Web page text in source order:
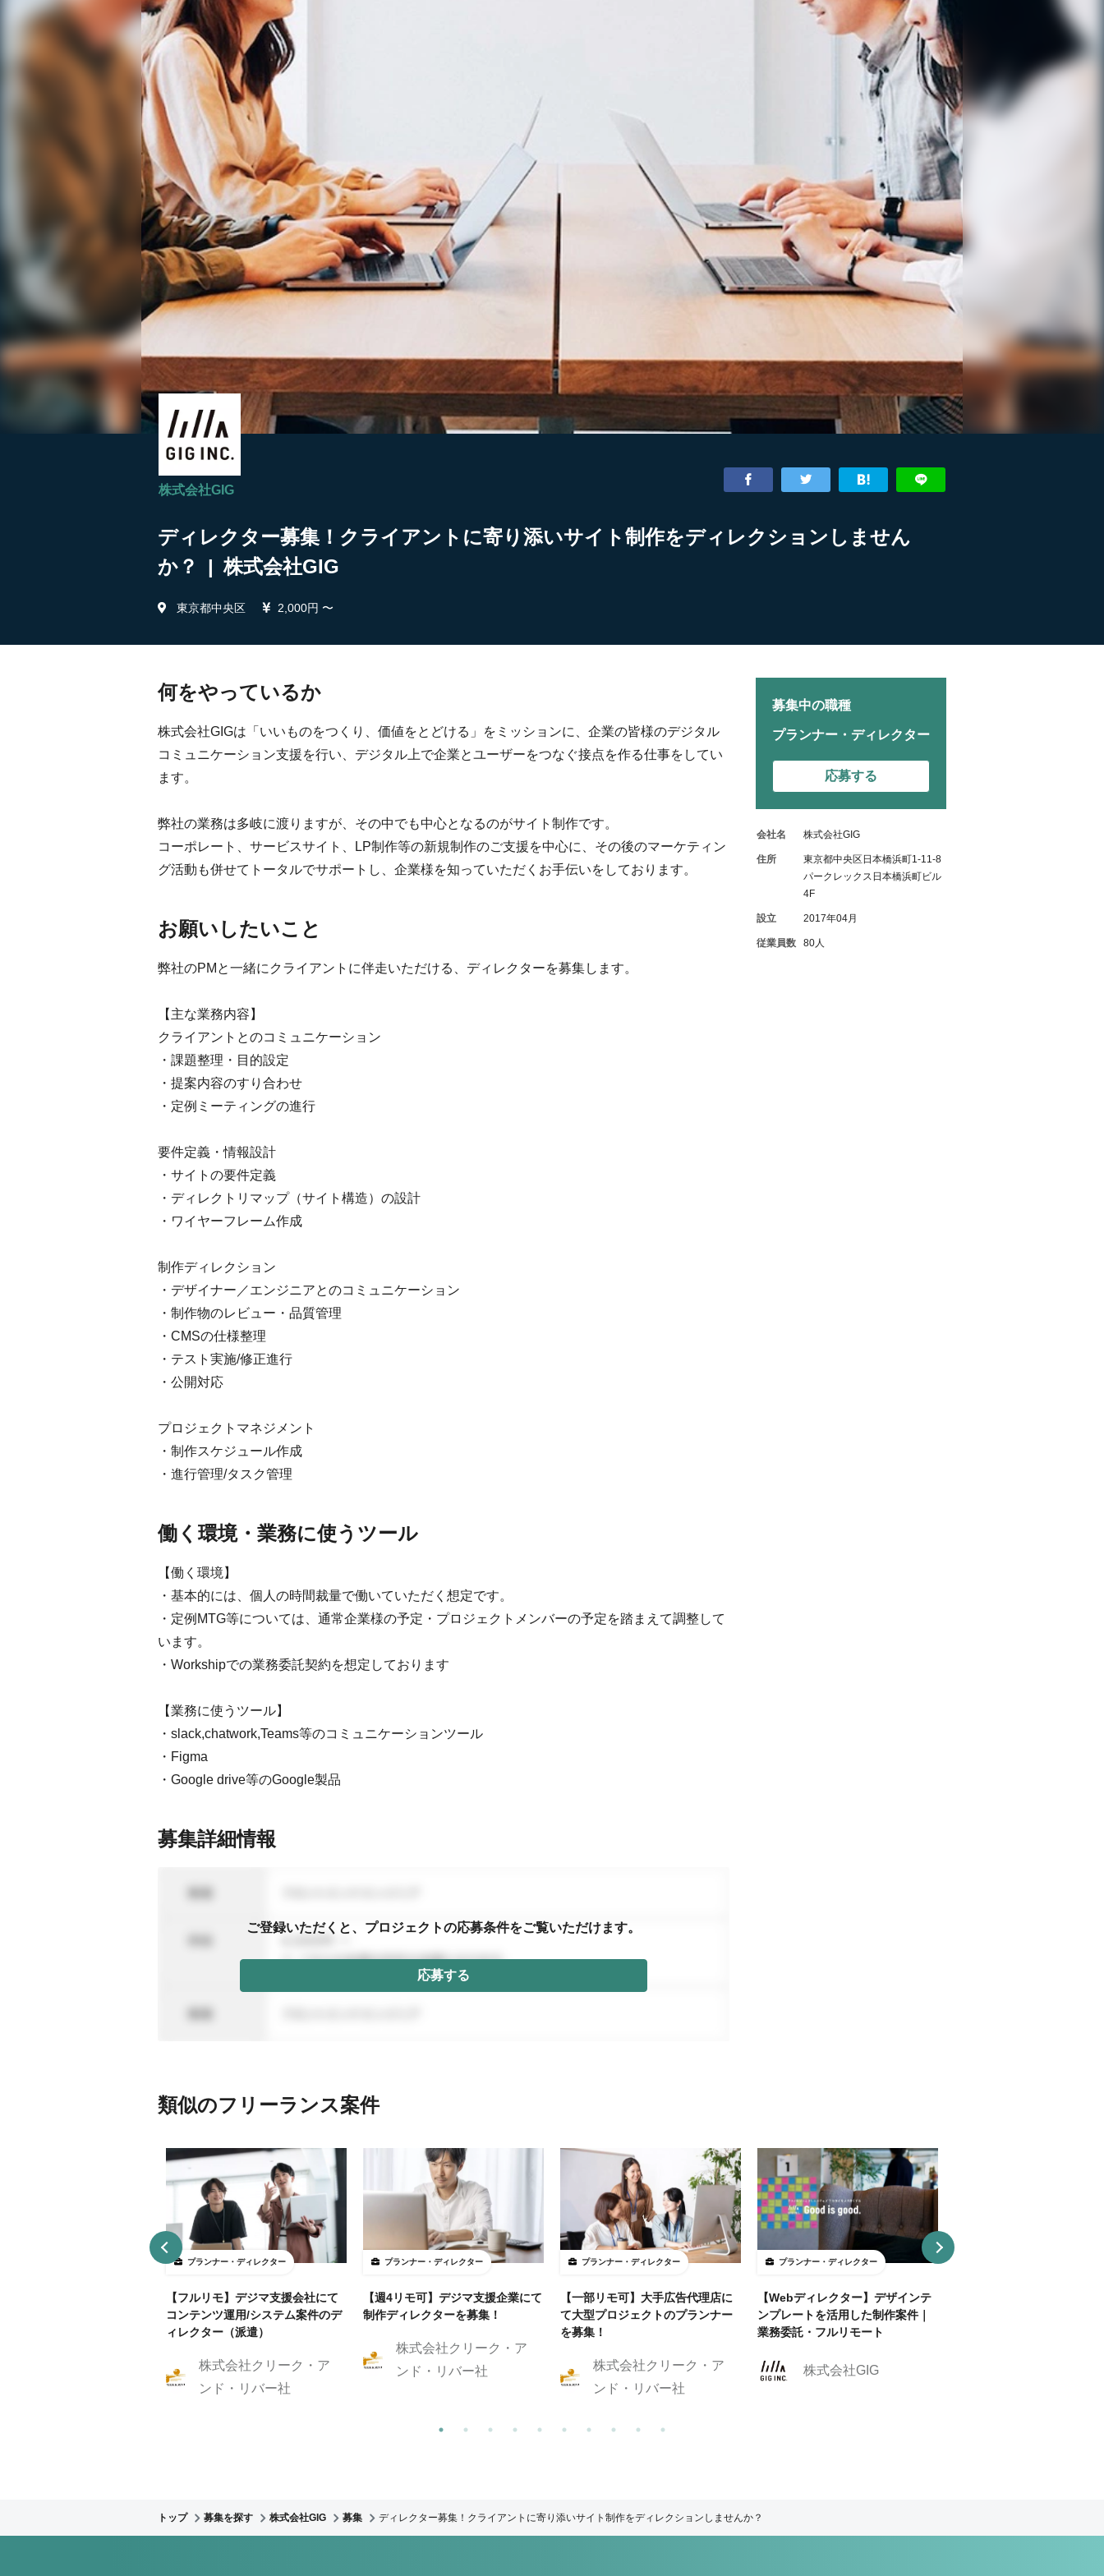
株式会社GIG
ディレクター募集！クライアントに寄り添いサイト制作をディレクションしません
か？ | 株式会社GIG
東京都中央区 2,000円 〜
何をやっているか
株式会社GIGは「いいものをつくり、価値をとどける」をミッションに、企業の皆様のデジタル
コミュニケーション支援を行い、デジタル上で企業とユーザーをつなぐ接点を作る仕事をしてい
ます。
弊社の業務は多岐に渡りますが、その中でも中心となるのがサイト制作です。
コーポレート、サービスサイト、LP制作等の新規制作のご支援を中心に、その後のマーケティン
グ活動も併せてトータルでサポートし、企業様を知っていただくお手伝いをしております。
お願いしたいこと
弊社のPMと一緒にクライアントに伴走いただける、ディレクターを募集します。
【主な業務内容】
クライアントとのコミュニケーション
・課題整理・目的設定
・提案内容のすり合わせ
・定例ミーティングの進行
要件定義・情報設計
・サイトの要件定義
・ディレクトリマップ（サイト構造）の設計
・ワイヤーフレーム作成
制作ディレクション
・デザイナー／エンジニアとのコミュニケーション
・制作物のレビュー・品質管理
・CMSの仕様整理
・テスト実施/修正進行
・公開対応
プロジェクトマネジメント
・制作スケジュール作成
・進行管理/タスク管理
働く環境・業務に使うツール
【働く環境】
・基本的には、個人の時間裁量で働いていただく想定です。
・定例MTG等については、通常企業様の予定・プロジェクトメンバーの予定を踏まえて調整して
います。
・Workshipでの業務委託契約を想定しております
【業務に使うツール】
・slack,chatwork,Teams等のコミュニケーションツール
・Figma
・Google drive等のGoogle製品
募集詳細情報
ご登録いただくと、プロジェクトの応募条件をご覧いただけます。
応募する
募集中の職種
プランナー・ディレクター
応募する
会社名 株式会社GIG
住所
東京都中央区日本橋浜町1-11-8
パークレックス日本橋浜町ビル
4F
設立 2017年04月
従業員数 80人
類似のフリーランス案件
プランナー・ディレクター
【フルリモ】デジマ支援会社にて
コンテンツ運用/システム案件のデ
ィレクター（派遣）
株式会社クリーク・ア
ンド・リバー社
プランナー・ディレクター
【週4リモ可】デジマ支援企業にて
制作ディレクターを募集！
株式会社クリーク・ア
ンド・リバー社
プランナー・ディレクター
【一部リモ可】大手広告代理店に
て大型プロジェクトのプランナー
を募集！
株式会社クリーク・ア
ンド・リバー社
プランナー・ディレクター
【Webディレクター】デザインテ
ンプレートを活用した制作案件｜
業務委託・フルリモート
株式会社GIG
トップ 募集を探す 株式会社GIG 募集 ディレクター募集！クライアントに寄り添いサイト制作をディレクションしませんか？